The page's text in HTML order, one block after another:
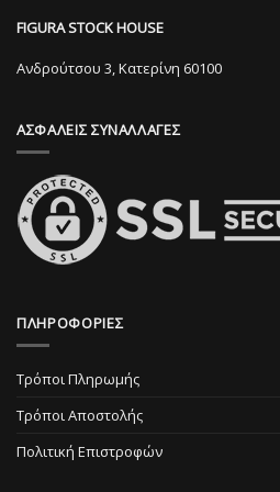
επιλεγούν
σελίδα
FIGURA STOCK HOUSE
Ανδρούτσου 3, Κατερίνη 60100
ΑΣΦΑΛΕΙΣ ΣΥΝΑΛΛΑΓΕΣ
ΠΛΗΡΟΦΟΡΙΕΣ
Τρόποι Πληρωμής
Τρόποι Αποστολής
Πολιτική Επιστροφών